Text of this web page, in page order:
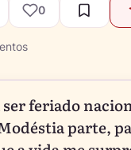
0
feriado
parte,